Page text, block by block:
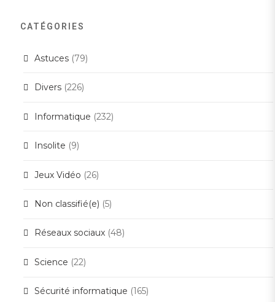
CATÉGORIES
Astuces (79)
Divers (226)
Informatique (232)
Insolite (9)
Jeux Vidéo (26)
Non classifié(e) (5)
Réseaux sociaux (48)
Science (22)
Sécurité informatique (165)